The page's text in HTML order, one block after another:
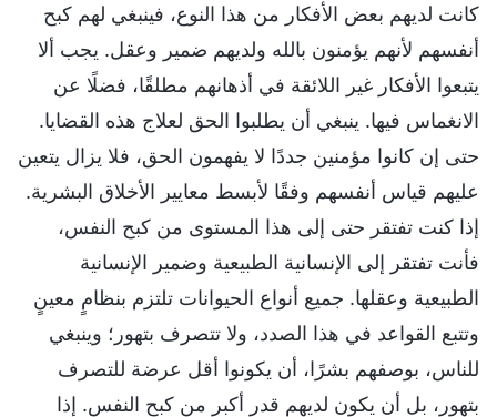
كانت لديهم بعض الأفكار من هذا النوع، فينبغي لهم كبح
أنفسهم لأنهم يؤمنون بالله ولديهم ضمير وعقل. يجب ألا
يتبعوا الأفكار غير اللائقة في أذهانهم مطلقًا، فضلًا عن
الانغماس فيها. ينبغي أن يطلبوا الحق لعلاج هذه القضايا.
حتى إن كانوا مؤمنين جددًا لا يفهمون الحق، فلا يزال يتعين
عليهم قياس أنفسهم وفقًا لأبسط معايير الأخلاق البشرية.
إذا كنت تفتقر حتى إلى هذا المستوى من كبح النفس،
فأنت تفتقر إلى الإنسانية الطبيعية وضمير الإنسانية
الطبيعية وعقلها. جميع أنواع الحيوانات تلتزم بنظامٍ معينٍ
وتتبع القواعد في هذا الصدد، ولا تتصرف بتهور؛ وينبغي
للناس، بوصفهم بشرًا، أن يكونوا أقل عرضة للتصرف
بتهور، بل أن يكون لديهم قدر أكبر من كبح النفس. إذا